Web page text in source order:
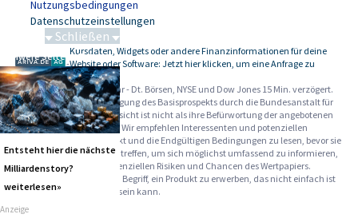
Nutzungsbedingungen
Datenschutzeinstellungen
-
Kursdaten, Widgets oder andere Finanzinformationen für deine
Website oder Software: Jetzt hier klicken, um eine Anfrage zu
stellen.
Alle Angaben ohne Gewähr - Dt. Börsen, NYSE und Dow Jones 15 Min. verzögert.
Werbehinweise:Die Billigung des Basisprospekts durch die Bundesanstalt für
Finanzdienstleistungsaufsicht ist nicht als ihre Befürwortung der angebotenen
Wertpapiere zu verstehen. Wir empfehlen Interessenten und potenziellen
Anlegern den Basisprospekt und die Endgültigen Bedingungen zu lesen, bevor sie
eine Anlageentscheidung treffen, um sich möglichst umfassend zu informieren,
insbesondere über die potenziellen Risiken und Chancen des Wertpapiers.
Warnhinweise: Sie sind im Begriff, ein Produkt zu erwerben, das nicht einfach ist
und schwer zu verstehen sein kann.
Schließen
Schwere Seltene Erden
Entsteht hier die nächste
Milliardenstory?
weiterlesen»
Anzeige